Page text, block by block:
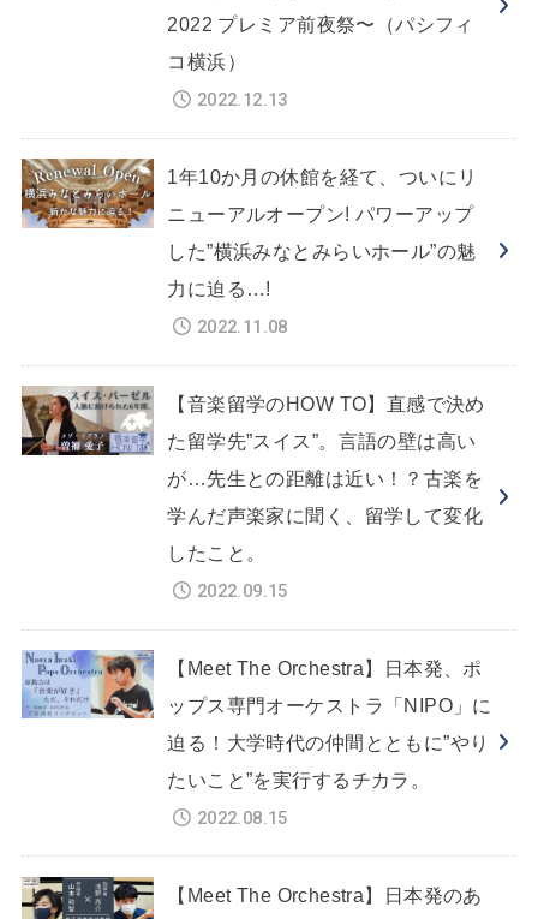
2022 プレミア前夜祭〜（パシフィ
コ横浜）
2022.12.13
1年10か月の休館を経て、ついにリ
ニューアルオープン! パワーアップ
した”横浜みなとみらいホール”の魅
力に迫る…!
2022.11.08
【音楽留学のHOW TO】直感で決め
た留学先”スイス”。言語の壁は高い
が…先生との距離は近い！？古楽を
学んだ声楽家に聞く、留学して変化
したこと。
2022.09.15
【Meet The Orchestra】日本発、ポ
ップス専門オーケストラ「NIPO」に
迫る！大学時代の仲間とともに”やり
たいこと”を実行するチカラ。
2022.08.15
【Meet The Orchestra】日本発のあ